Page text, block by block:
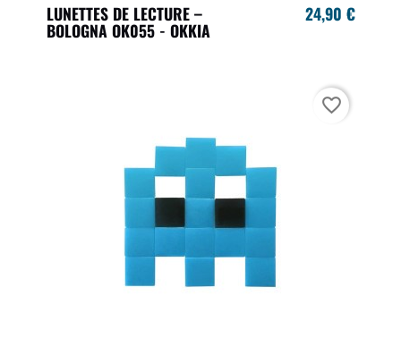
LUNETTES DE LECTURE –
BOLOGNA OK055 - OKKIA
24,90 €
favorite_border